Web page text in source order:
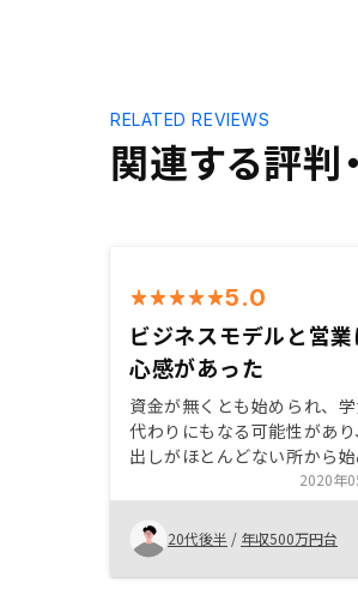
関連する評判
RELATED REVIEWS
5.0
ビジネスモデルと営
心感があった
資金が無くとも始められ、
代わりにもなる可能性があり
出しがほとんどない所から
るものだと感じた。 営業さ
っかりリスクを説明してく
安心して任せられ、アフター
ーも継続して実行してくれて
ことから、2軒目以降も安心
2020年
20代後半 / 年収500万円台